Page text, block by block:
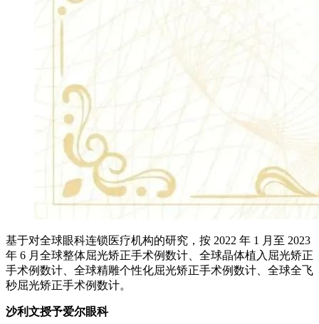
基于对全球眼科连锁医疗机构的研究，按 2022 年 1 月至 2023
年 6 月全球整体屈光矫正手术例数计、全球晶体植入屈光矫正
手术例数计、全球精雕个性化屈光矫正手术例数计、全球全飞
秒屈光矫正手术例数计。
沙利文授予爱尔眼科